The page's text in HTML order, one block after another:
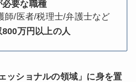
要な職種
師/医者/税理士/弁護士など
万円以上の人
ショナルの領域」に身を置